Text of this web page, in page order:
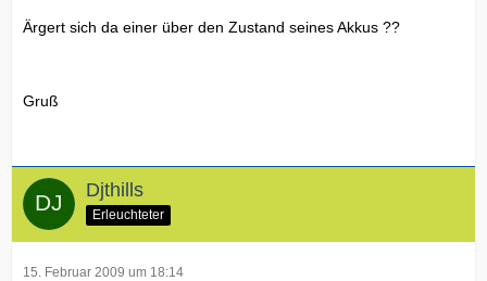
Ärgert sich da einer über den Zustand seines Akkus ??
Gruß
Djthills
Erleuchteter
15. Februar 2009 um 18:14